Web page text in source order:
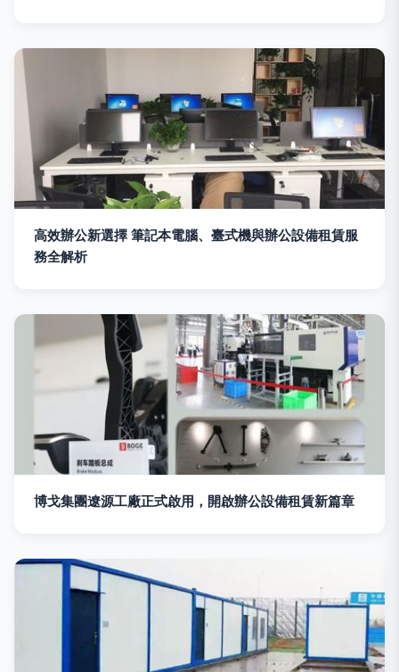
高效辦公新選擇 筆記本電腦、臺式機與辦公設備租賃服
務全解析
博戈集團遼源工廠正式啟用，開啟辦公設備租賃新篇章